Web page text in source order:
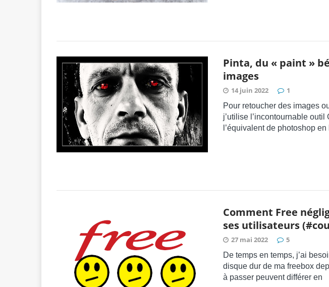
Pinta, du « paint »
images
14 juin 2022 1
Pour retoucher des images
j’utilise l’incontournable outil
l’équivalent de photoshop
Comment Free
ses utilisateurs
27 mai 2022 5
De temps en temps, j’ai
disque dur de ma freebox
à passer peuvent différer en